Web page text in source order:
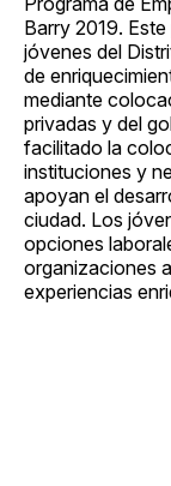
Barry 2019.
jóvenes del
de
mediante
privadas y del
facilitado la
instituciones y
apoyan el
ciudad. Los
opciones
organizaciones
experiencias